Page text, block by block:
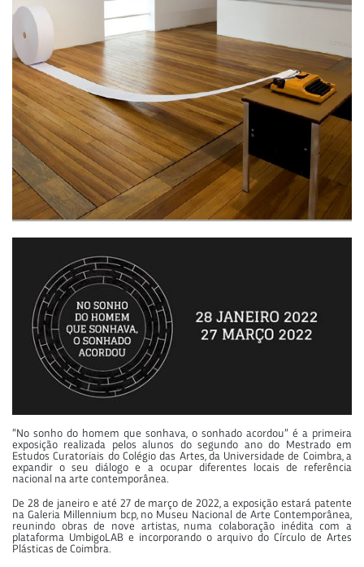
“No sonho do homem que sonhava, o sonhado acordou” é a primeira
exposição realizada pelos alunos do segundo ano do Mestrado em
Estudos Curatoriais do Colégio das Artes, da Universidade de Coimbra, a
expandir o seu diálogo e a ocupar diferentes locais de referência
nacional na arte contemporânea.
De 28 de janeiro e até 27 de março de 2022, a exposição estará patente
na Galeria Millennium bcp, no Museu Nacional de Arte Contemporânea,
reunindo obras de nove artistas, numa colaboração inédita com a
plataforma UmbigoLAB e incorporando o arquivo do Círculo de Artes
Plásticas de Coimbra.